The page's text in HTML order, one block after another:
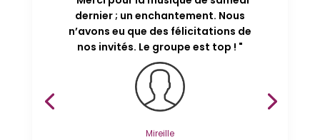
dernier ; un enchantement. Nous
n’avons eu que des félicitations de
nos invités. Le groupe est top ! "
Mireille